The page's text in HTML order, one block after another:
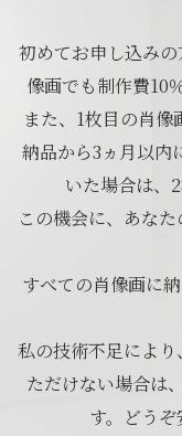
初めてお申し込み
像画でも制作費10
また、1枚目の肖
納品から3ヵ月以内
いた場合は、
この機会に、あな
すべての肖像画に
私の技術不足によ
ただけない場合は
す。どうぞ